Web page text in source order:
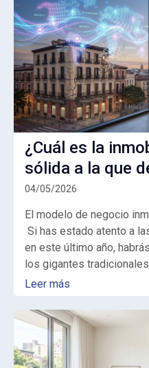
¿Cuál es la
sólida a la que
04/05/2026
El modelo de negocio
Si has estado atento a
en este último año,
los gigantes
Leer más